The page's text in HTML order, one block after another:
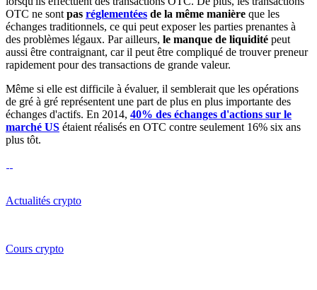
OTC ne sontpas réglementées de la même manière que les
échanges traditionnels, ce qui peut exposer les parties prenantes à
des problèmes légaux. Par ailleurs, le manque de liquidité peut
aussi être contraignant, car il peut être compliqué de trouver preneur
rapidement pour des transactions de grande valeur.
Même si elle est difficile à évaluer, il semblerait que les opérations
de gré à gré représentent une part de plus en plus importante des
échanges d'actifs. En 2014, 40% des échanges d'actions sur le
marché US étaient réalisés en OTC contre seulement 16% six ans
plus tôt.
Actualités crypto
Cours crypto